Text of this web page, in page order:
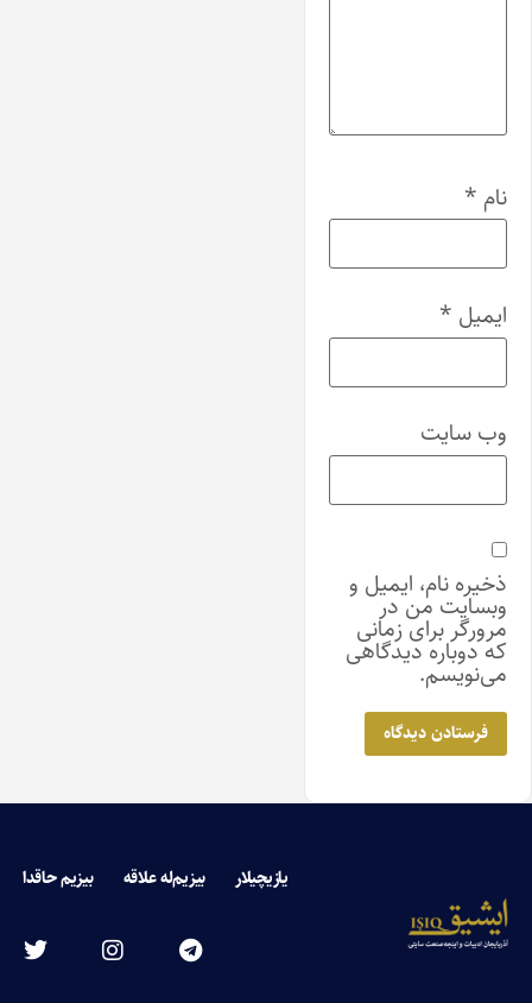
نام *
ایمیل *
وب‌ سایت
ذخیره نام، ایمیل و
وبسایت من در
مرورگر برای زمانی
که دوباره دیدگاهی
می‌نویسم.
یازیچیلار بیزیم‌له علاقه بیزیم حاقدا